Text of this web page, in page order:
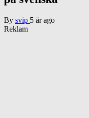
By svip 5 år ago
Reklam